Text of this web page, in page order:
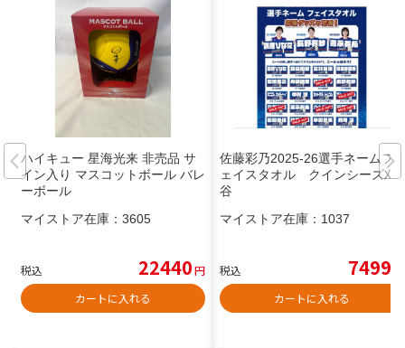
ハイキュー 星海光来 非売品 サ
イン入り マスコットボール バレ
ーボール
マイストア在庫： 3605
税込 22440円
カートに入れる
佐藤彩乃2025-26選手ネームフ
ェイスタオル クインシーズ刈
谷
マイストア在庫： 1037
税込 7499
カートに入れる